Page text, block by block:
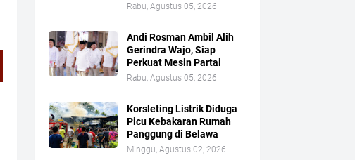
Rabu, Agustus 05, 2026
Andi Rosman Ambil Alih
Gerindra Wajo, Siap
Perkuat Mesin Partai
Rabu, Agustus 05, 2026
Korsleting Listrik Diduga
Picu Kebakaran Rumah
Panggung di Belawa
Minggu, Agustus 02, 2026